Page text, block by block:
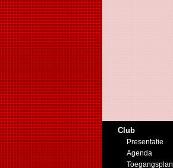
17/02/2018
01/05/2018
Club
Presentatie
Agenda
Toegangsplan